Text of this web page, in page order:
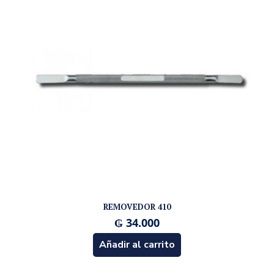
REMOVEDOR 410
₲ 34.000
Añadir al carrito